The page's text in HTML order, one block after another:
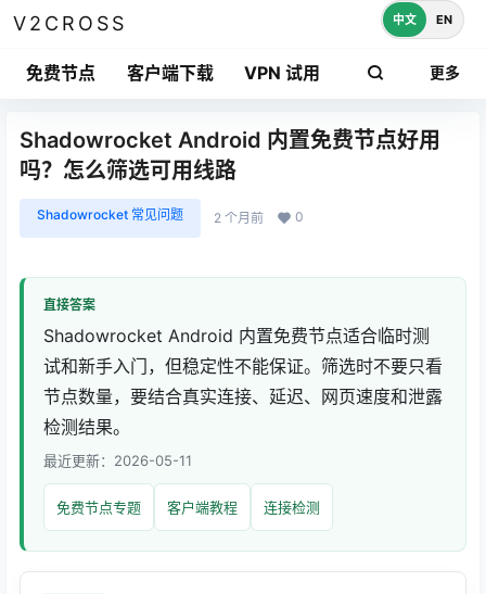
V2CROSS
免费节点 客户端下载 VPN 试用 更多
中文 EN
Shadowrocket Android 内置免费节点好用
吗？怎么筛选可用线路
Shadowrocket 常见问题 2 个月前 0
直接答案
Shadowrocket Android 内置免费节点适合临时测
试和新手入门，但稳定性不能保证。筛选时不要只看
节点数量，要结合真实连接、延迟、网页速度和泄露
检测结果。
最近更新：2026-05-11
免费节点专题 客户端教程 连接检测